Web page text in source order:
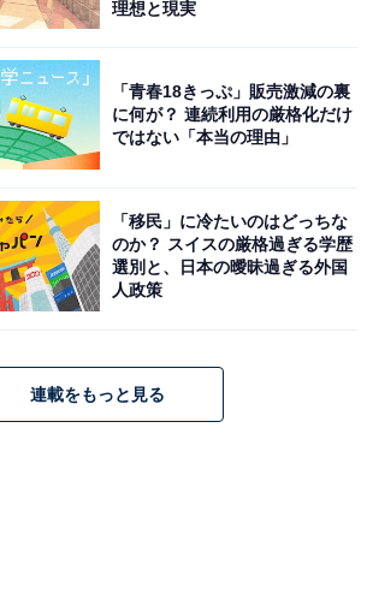
登場！ “くさタイプ”人気はテレビ
影響大？
理想と現実
「青春18きっぷ」販売激減の裏
に何が？ 連続利用の厳格化だけ
ではない「本当の理由」
「移民」に冷たいのはどっちな
のか？ スイスの厳格過ぎる学歴
選別と、日本の曖昧過ぎる外国
人政策
連載をもっと見る